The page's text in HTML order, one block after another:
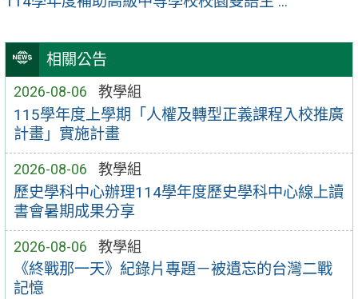
相關公告
2026-08-06 教學組
115學年度上學期「人權及轉型正義課程入校推廣
計畫」實施計畫
2026-08-06 教學組
歷史學科中心辦理114學年度歷史學科中心線上讀
書會暑期成果分享
2026-08-06 教學組
《終戰那一天》紀錄片專題－被遺忘的台灣二戰
記憶